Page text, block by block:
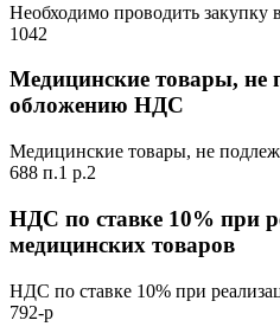
Необходимо проводить закупку
1042
Медицинские товары, не
обложению НДС
Медицинские товары, не
688 п.1 р.2
НДС по ставке 10% при
медицинских товаров
НДС по ставке 10% при
792-р